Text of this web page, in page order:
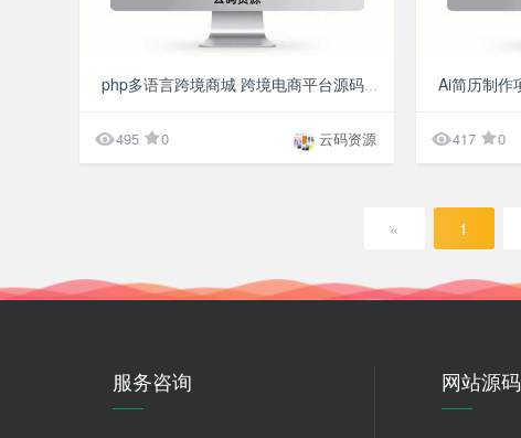
495 0 云码资源 417 0
« 1
服务咨询 网站源码